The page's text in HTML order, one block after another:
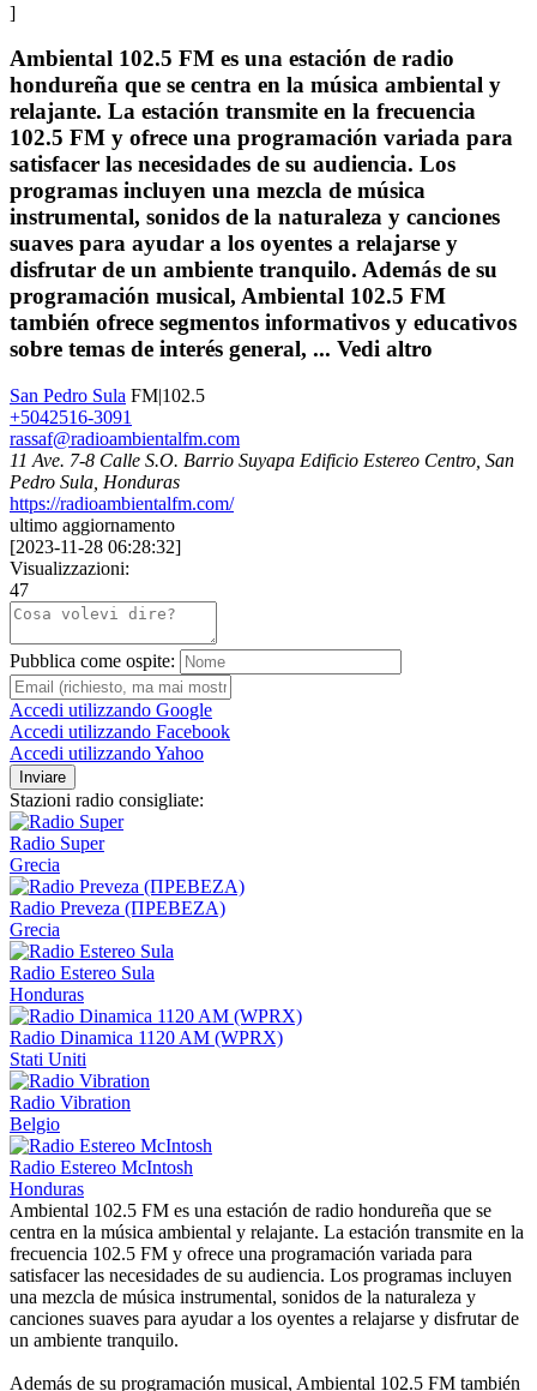
]
Ambiental 102.5 FM es una estación de radio
hondureña que se centra en la música ambiental y
relajante. La estación transmite en la frecuencia
102.5 FM y ofrece una programación variada para
satisfacer las necesidades de su audiencia. Los
programas incluyen una mezcla de música
instrumental, sonidos de la naturaleza y canciones
suaves para ayudar a los oyentes a relajarse y
disfrutar de un ambiente tranquilo. Además de su
programación musical, Ambiental 102.5 FM
también ofrece segmentos informativos y educativos
sobre temas de interés general, ... Vedi altro
San Pedro Sula FM|102.5
+5042516-3091
rassaf@radioambientalfm.com
11 Ave. 7-8 Calle S.O. Barrio Suyapa Edificio Estereo Centro, San
Pedro Sula, Honduras
https://radioambientalfm.com/
ultimo aggiornamento
[2023-11-28 06:28:32]
Visualizzazioni:
47
Pubblica come ospite:
Accedi utilizzando Google
Accedi utilizzando Facebook
Accedi utilizzando Yahoo
Inviare
Stazioni radio consigliate:
Radio Super
Grecia
Radio Preveza (ΠΡΕΒΕΖΑ)
Grecia
Radio Estereo Sula
Honduras
Radio Dinamica 1120 AM (WPRX)
Stati Uniti
Radio Vibration
Belgio
Radio Estereo McIntosh
Honduras
Ambiental 102.5 FM es una estación de radio hondureña que se
centra en la música ambiental y relajante. La estación transmite en la
frecuencia 102.5 FM y ofrece una programación variada para
satisfacer las necesidades de su audiencia. Los programas incluyen
una mezcla de música instrumental, sonidos de la naturaleza y
canciones suaves para ayudar a los oyentes a relajarse y disfrutar de
un ambiente tranquilo.
Además de su programación musical, Ambiental 102.5 FM también